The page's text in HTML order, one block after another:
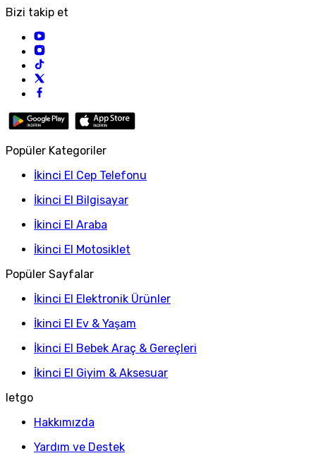
Bizi takip et
Popüler Kategoriler
İkinci El Cep Telefonu
İkinci El Bilgisayar
İkinci El Araba
İkinci El Motosiklet
Popüler Sayfalar
İkinci El Elektronik Ürünler
İkinci El Ev & Yaşam
İkinci El Bebek Araç & Gereçleri
İkinci El Giyim & Aksesuar
letgo
Hakkımızda
Yardım ve Destek